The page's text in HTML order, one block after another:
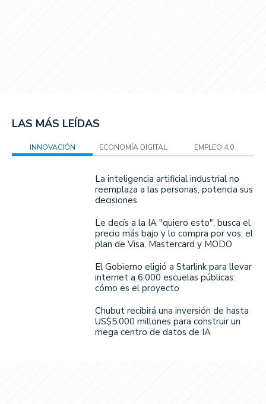
LAS MÁS LEÍDAS
INNOVACIÓN ECONOMÍA DIGITAL EMPLEO 4.0
La inteligencia artificial industrial no
reemplaza a las personas, potencia sus
decisiones
Le decís a la IA "quiero esto", busca el
precio más bajo y lo compra por vos: el
plan de Visa, Mastercard y MODO
El Gobierno eligió a Starlink para llevar
internet a 6.000 escuelas públicas:
cómo es el proyecto
Chubut recibirá una inversión de hasta
US$5.000 millones para construir un
mega centro de datos de IA